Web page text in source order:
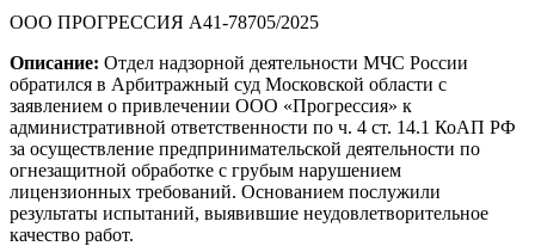
ООО ПРОГРЕССИЯ А41-78705/2025
Описание: Отдел надзорной деятельности МЧС России
обратился в Арбитражный суд Московской области с
заявлением о привлечении ООО «Прогрессия» к
административной ответственности по ч. 4 ст. 14.1 КоАП РФ
за осуществление предпринимательской деятельности по
огнезащитной обработке с грубым нарушением
лицензионных требований. Основанием послужили
результаты испытаний, выявившие неудовлетворительное
качество работ.